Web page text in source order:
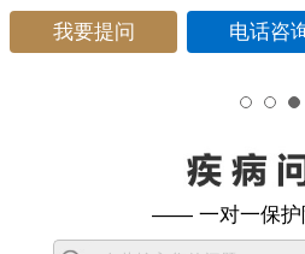
我要提问 电话咨
—— 一对一保